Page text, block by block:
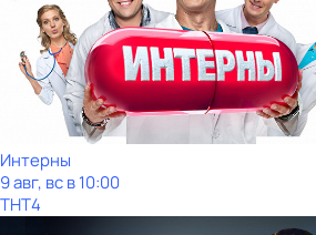
Интерны
9 авг, вс в 10:00
ТНТ4